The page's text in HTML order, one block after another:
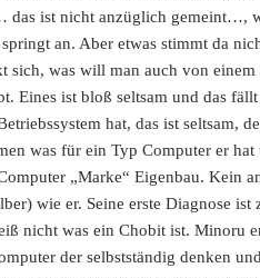
das ist nicht anzüglich gemeint…,
an. Aber etwas stimmt da
sich, was will man auch von
Eines ist bloß seltsam und das
hat, das ist seltsam,
was für ein Typ Computer er
„Marke“ Eigenbau. Kein
wie er. Seine erste Diagnose
nicht was ein Chobit ist. Minoru
der selbstständig denken